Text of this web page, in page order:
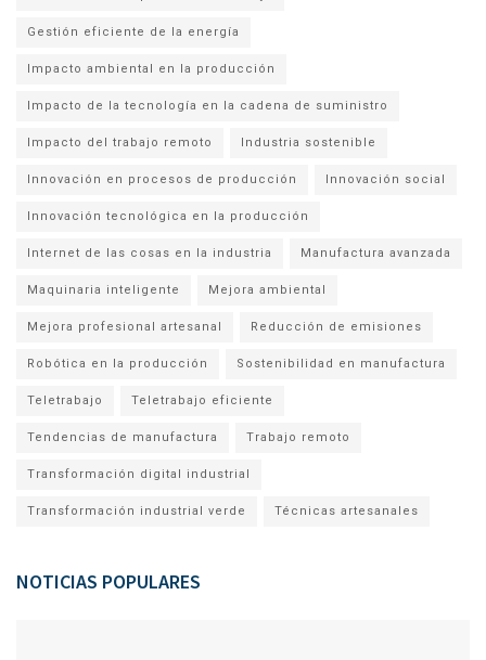
Gestión eficiente de la energía
Impacto ambiental en la producción
Impacto de la tecnología en la cadena de suministro
Impacto del trabajo remoto Industria sostenible
Innovación en procesos de producción Innovación social
Innovación tecnológica en la producción
Internet de las cosas en la industria Manufactura avanzada
Maquinaria inteligente Mejora ambiental
Mejora profesional artesanal Reducción de emisiones
Robótica en la producción Sostenibilidad en manufactura
Teletrabajo Teletrabajo eficiente
Tendencias de manufactura Trabajo remoto
Transformación digital industrial
Transformación industrial verde Técnicas artesanales
NOTICIAS POPULARES